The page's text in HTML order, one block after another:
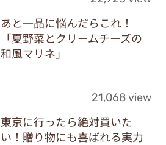
あと一品に悩んだらこれ！
「夏野菜とクリームチーズの
和風マリネ」
21,068 view
東京に行ったら絶対買いた
い！贈り物にも喜ばれる実力